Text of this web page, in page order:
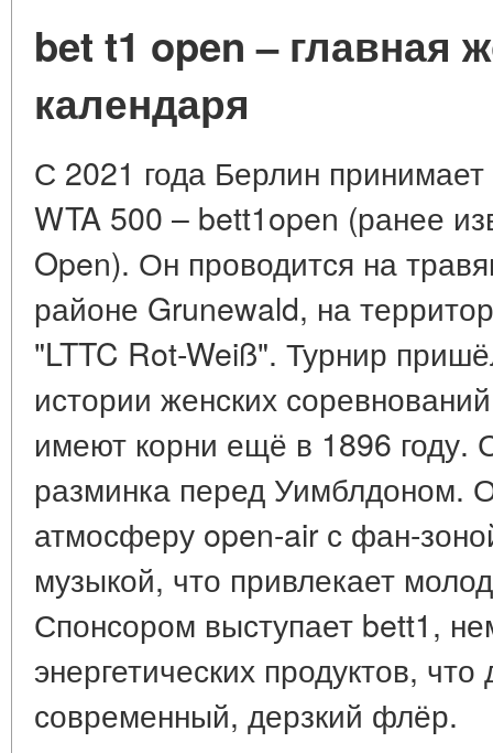
bet t1 open – главная
календаря
С 2021 года Берлин принимает
WTA 500 – bett1open (ранее
Open). Он проводится на
районе Grunewald, на
"LTTC Rot-Weiß". Турнир
истории женских
имеют корни ещё в 1896 году.
разминка перед Уимблдоном.
атмосферу open-air с фан-
музыкой, что привлекает
Спонсором выступает bett1,
энергетических продуктов,
современный, дерзкий флёр.